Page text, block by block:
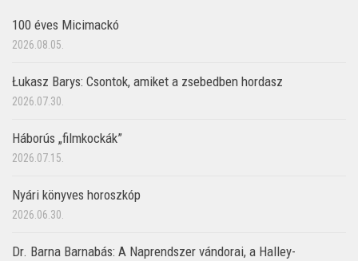
100 éves Micimackó
2026.08.05.
Łukasz Barys: Csontok, amiket a zsebedben hordasz
2026.07.30.
Háborús „filmkockák”
2026.07.15.
Nyári könyves horoszkóp
2026.06.30.
Dr. Barna Barnabás: A Naprendszer vándorai, a Halley-